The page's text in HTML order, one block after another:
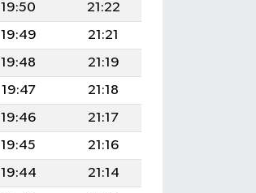
19:50
21:22
19:49
21:21
19:48
21:19
19:47
21:18
19:46
21:17
19:45
21:16
19:44
21:14